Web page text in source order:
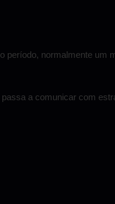
período, normalmente um
a comunicar com